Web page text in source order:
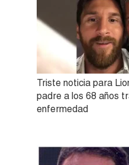
Triste noticia para
padre a los 68 años
enfermedad